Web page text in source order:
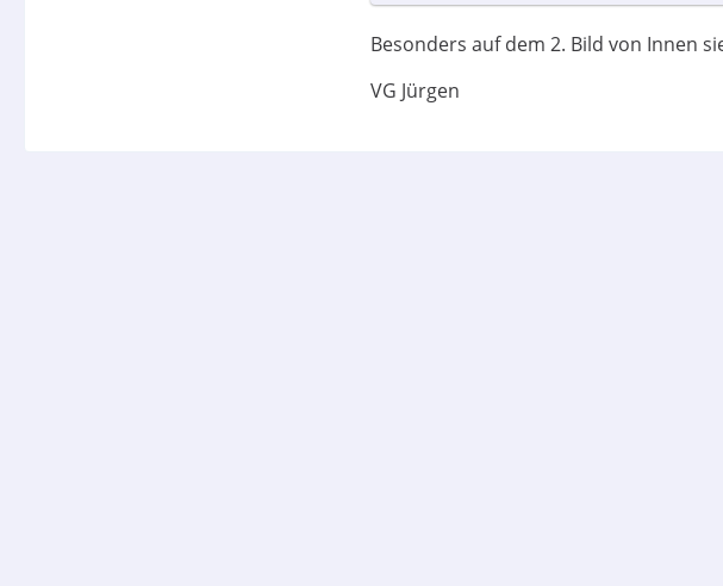
Besonders auf dem 2. Bild von Innen
VG Jürgen